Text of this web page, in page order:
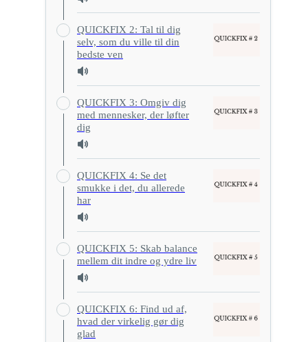
QUICKFIX 2: Tal til dig
selv, som du ville til din
bedste ven
QUICKFIX 3: Omgiv dig
med mennesker, der løfter
dig
QUICKFIX 4: Se det
smukke i det, du allerede
har
QUICKFIX 5: Skab balance
mellem dit indre og ydre liv
QUICKFIX 6: Find ud af,
hvad der virkelig gør dig
glad